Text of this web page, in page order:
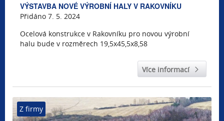
VÝSTAVBA NOVÉ VÝROBNÍ HALY V RAKOVNÍKU
Přidáno 7. 5. 2024
Ocelová konstrukce v Rakovníku pro novou výrobní
halu bude v rozměrech 19,5x45,5x8,58
Více informací
Z firmy